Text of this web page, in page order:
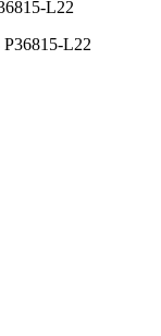
L22